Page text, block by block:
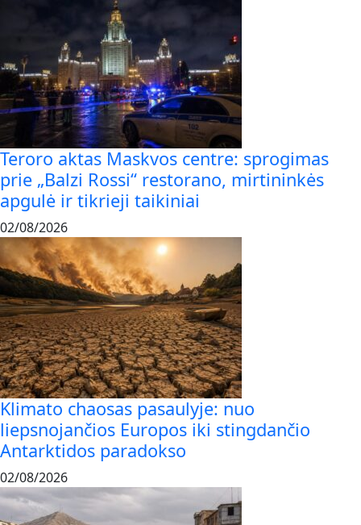
Teroro aktas Maskvos centre: sprogimas
prie „Balzi Rossi“ restorano, mirtininkės
apgulė ir tikrieji taikiniai
02/08/2026
Klimato chaosas pasaulyje: nuo
liepsnojančios Europos iki stingdančio
Antarktidos paradokso
02/08/2026